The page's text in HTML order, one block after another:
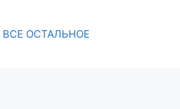
ВСЕ ОСТАЛЬНОЕ